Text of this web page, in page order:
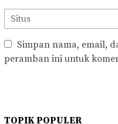
Simpan nama, email,
peramban ini untuk
TOPIK POPULER